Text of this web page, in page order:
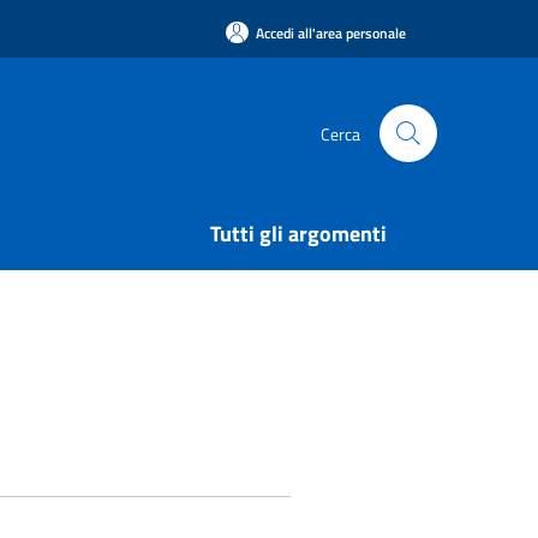
Accedi all'area personale
Cerca
Tutti gli argomenti